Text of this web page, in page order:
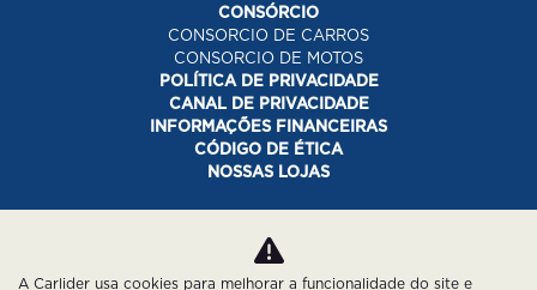
CONSÓRCIO
CONSORCIO DE CARROS
CONSORCIO DE MOTOS
POLÍTICA DE PRIVACIDADE
CANAL DE PRIVACIDADE
INFORMAÇÕES FINANCEIRAS
CÓDIGO DE ÉTICA
NOSSAS LOJAS
Desacelere. Seu bem maior é a vida.
A Carlider usa cookies para melhorar a funcionalidade do site e